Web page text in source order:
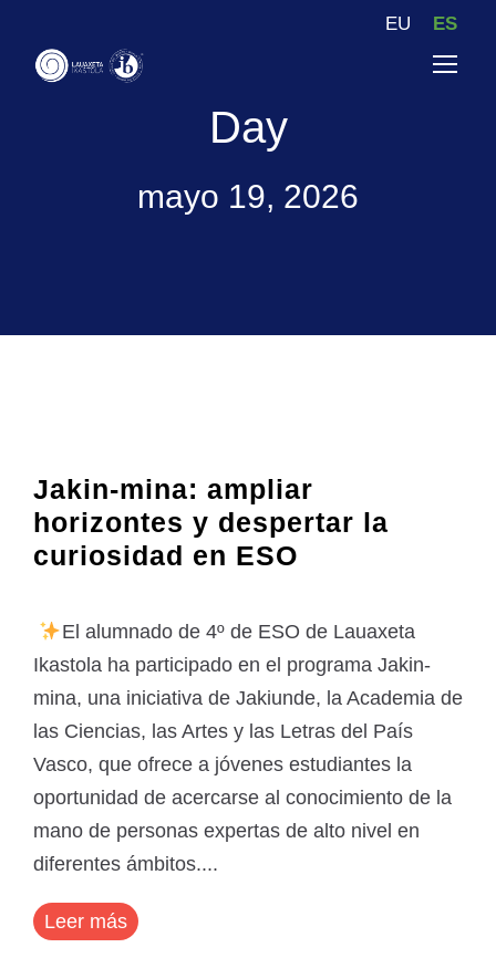
EU ES
Day
mayo 19, 2026
Jakin-mina: ampliar
horizontes y despertar la
curiosidad en ESO
El alumnado de 4º de ESO de Lauaxeta
Ikastola ha participado en el programa Jakin-
mina, una iniciativa de Jakiunde, la Academia de
las Ciencias, las Artes y las Letras del País
Vasco, que ofrece a jóvenes estudiantes la
oportunidad de acercarse al conocimiento de la
mano de personas expertas de alto nivel en
diferentes ámbitos....
Leer más